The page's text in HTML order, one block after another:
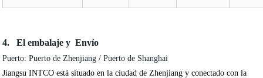
4. El embalaje y Envío
Puerto: Puerto de Zhenjiang / Puerto de Shanghai
Jiangsu INTCO está situado en la ciudad de Zhenjiang y conectado con la